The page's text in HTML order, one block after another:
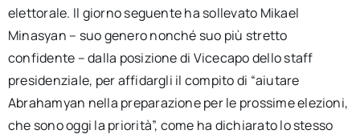
elettorale. Il giorno seguente ha sollevato Mikael
Minasyan – suo genero nonché suo più stretto
confidente – dalla posizione di Vicecapo dello staff
presidenziale, per affidargli il compito di “aiutare
Abrahamyan nella preparazione per le prossime elezioni,
che sono oggi la priorità”, come ha dichiarato lo stesso